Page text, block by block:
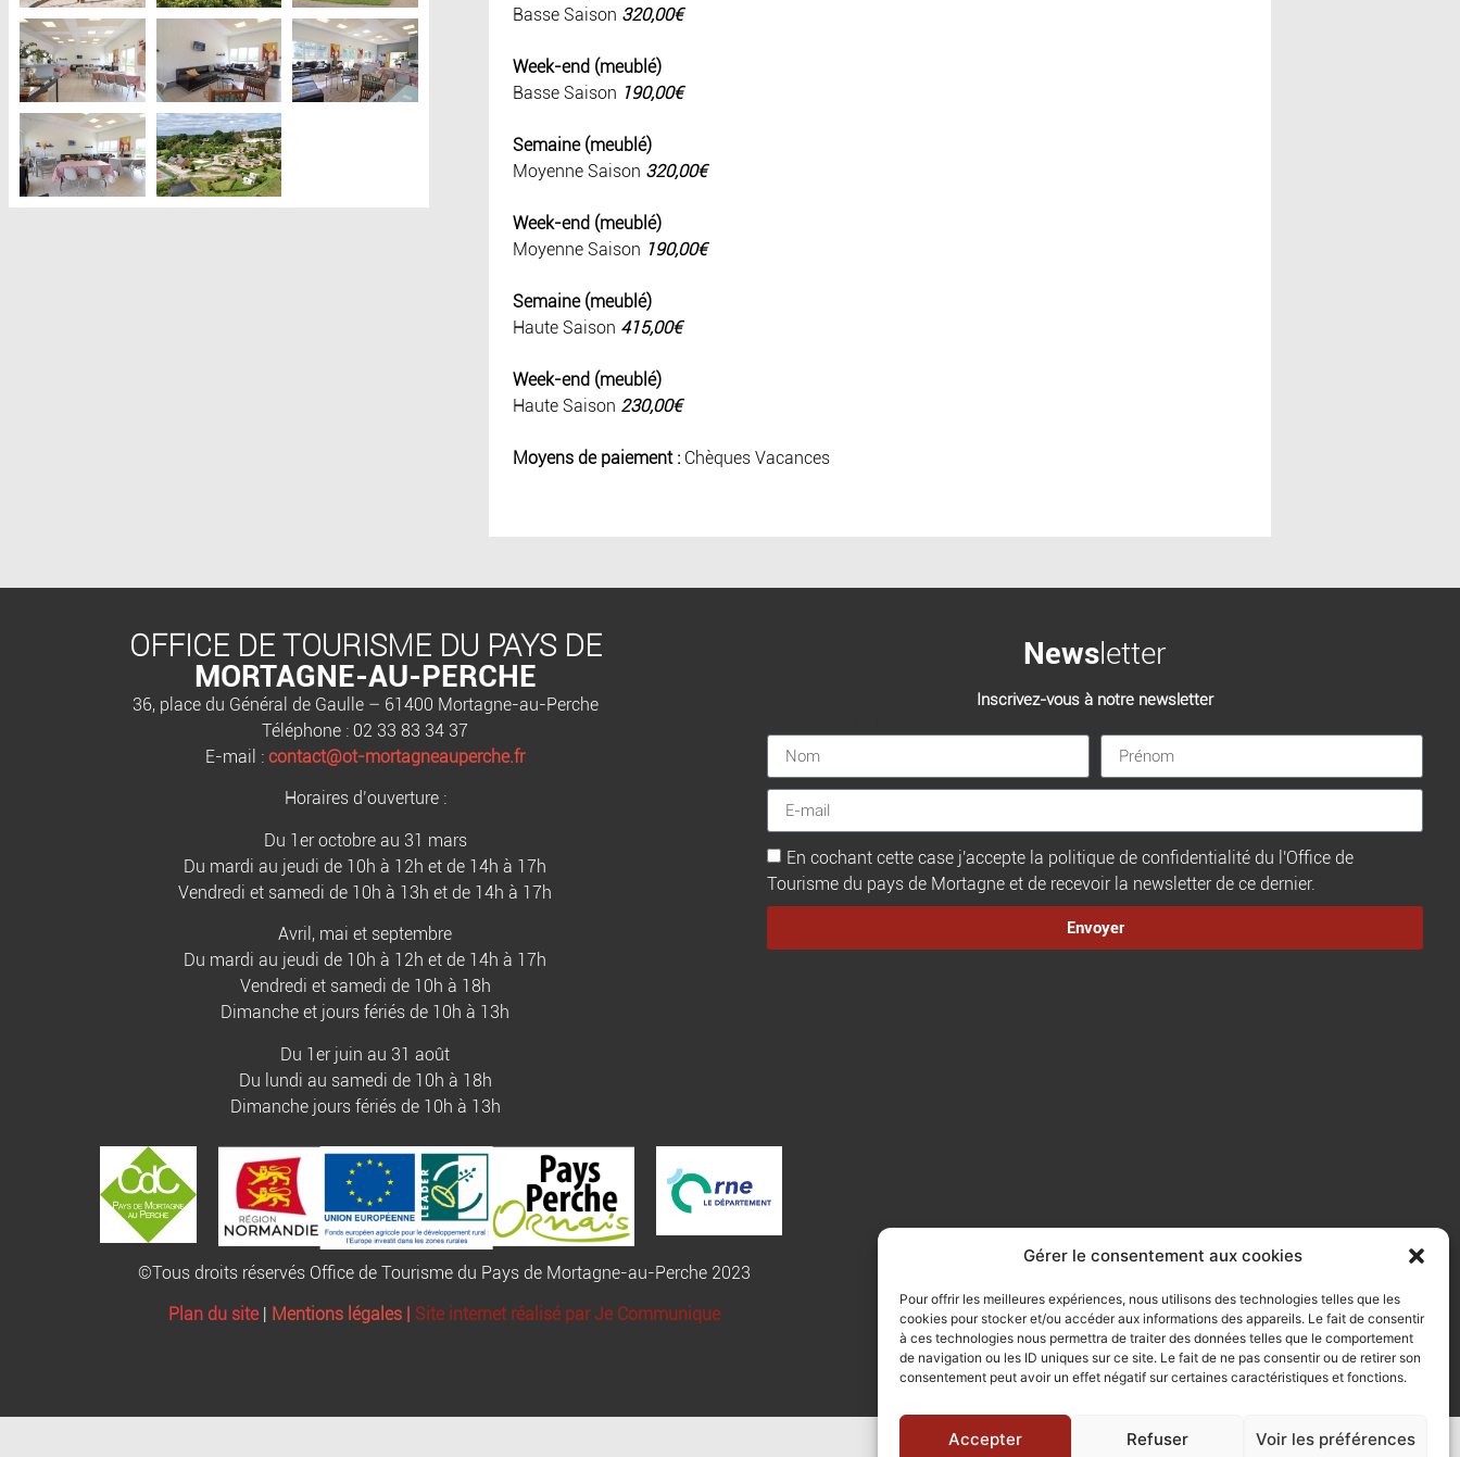
Gérer le consentement aux cookies
Pour offrir les meilleures expériences, nous utilisons des technologies telles que les
cookies pour stocker et/ou accéder aux informations des appareils. Le fait de consentir
à ces technologies nous permettra de traiter des données telles que le comportement
de navigation ou les ID uniques sur ce site. Le fait de ne pas consentir ou de retirer son
consentement peut avoir un effet négatif sur certaines caractéristiques et fonctions.
Accepter Refuser Voir les préférences
Basse Saison 320,00€
Week-end (meublé)
Basse Saison 190,00€
Semaine (meublé)
Moyenne Saison 320,00€
Week-end (meublé)
Moyenne Saison 190,00€
Semaine (meublé)
Haute Saison 415,00€
Week-end (meublé)
Haute Saison 230,00€
Moyens de paiement : Chèques Vacances
OFFICE DE TOURISME DU PAYS DE
MORTAGNE-AU-PERCHE
36, place du Général de Gaulle – 61400 Mortagne-au-Perche
Téléphone : 02 33 83 34 37
E-mail : contact@ot-mortagneauperche.fr
Horaires d’ouverture :
Du 1er octobre au 31 mars
Du mardi au jeudi de 10h à 12h et de 14h à 17h
Vendredi et samedi de 10h à 13h et de 14h à 17h
Avril, mai et septembre
Du mardi au jeudi de 10h à 12h et de 14h à 17h
Vendredi et samedi de 10h à 18h
Dimanche et jours fériés de 10h à 13h
Du 1er juin au 31 août
Du lundi au samedi de 10h à 18h
Dimanche jours fériés de 10h à 13h
Newsletter
Inscrivez-vous à notre newsletter
En cochant cette case j'accepte la politique de confidentialité du l'Office de
Tourisme du pays de Mortagne et de recevoir la newsletter de ce dernier.
Envoyer
©Tous droits réservés Office de Tourisme du Pays de Mortagne-au-Perche 2023
Plan du site Mentions légales | Site internet réalisé par Je Communique